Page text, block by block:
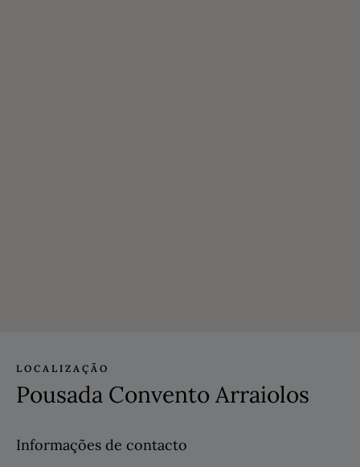
LOCALIZAÇÃO
Pousada Convento Arraiolos
Informações de contacto